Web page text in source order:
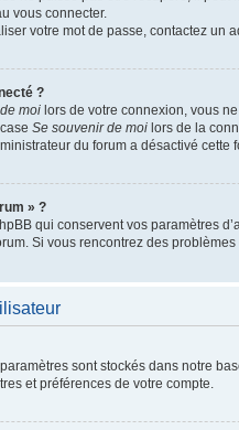
vous connecter.
votre mot de passe, contactez un
?
moi lors de votre connexion, vous
Se souvenir de moi lors de la
du forum a désactivé cette
» ?
qui conservent vos paramètres
Si vous rencontrez des
sont stockés dans notre
et préférences de votre compte.